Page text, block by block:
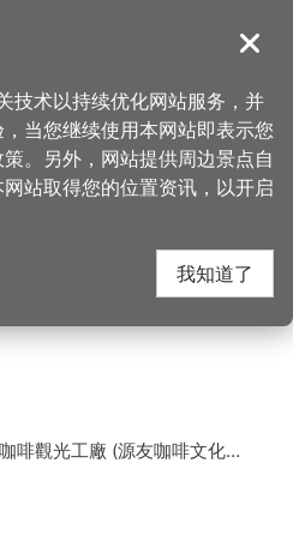
導覽
> 绿野鲜踪蔬食自助餐厅
自助餐厅
啡觀光工廠 (源友咖啡文化園
关闭
技术以持续优化网站服务，并
当您继续使用本网站即表示您
。另外，网站提供周边景点自
站取得您的位置资讯，以开启
我知道了